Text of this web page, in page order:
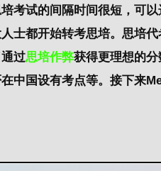
考试的间隔时间很短，可
士都开始转考思培。思培
过思培作弊获得更理想的
中国设有考点等。接下来